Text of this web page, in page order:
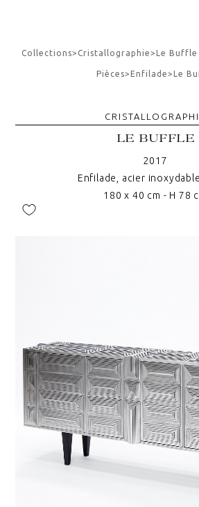
Collections> Cristallographie>Le Buffle
Pièces>Enfilade>Le
LE BUFFLE
2017
Enfilade, acier
180 x 40 cm - H 78